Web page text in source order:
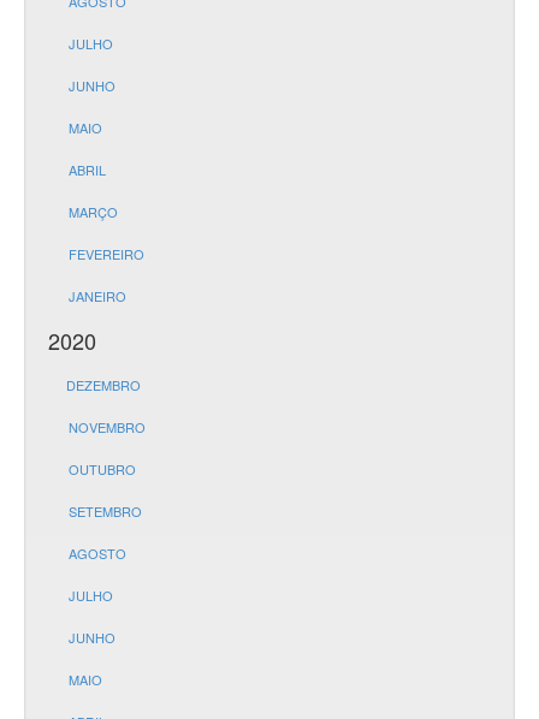
JULHO
JUNHO
MAIO
ABRIL
MARÇO
FEVEREIRO
JANEIRO
2020
DEZEMBRO
NOVEMBRO
OUTUBRO
SETEMBRO
AGOSTO
JULHO
JUNHO
MAIO